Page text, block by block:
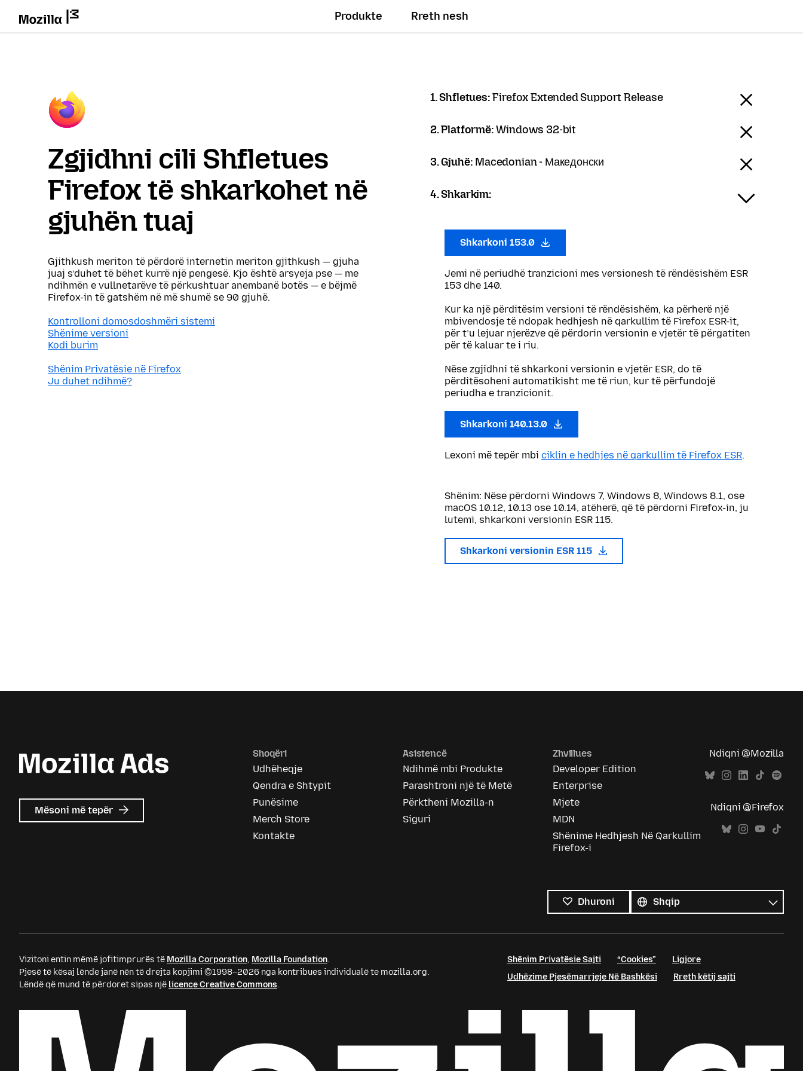
Produkte Rreth nesh
Zgjidhni cili Shfletues
Firefox të shkarkohet në
gjuhën tuaj
Gjithkush meriton të përdorë internetin meriton gjithkush — gjuha
juaj s’duhet të bëhet kurrë një pengesë. Kjo është arsyeja pse — me
ndihmën e vullnetarëve të përkushtuar anembanë botës — e bëjmë
Firefox-in të gatshëm në më shumë se 90 gjuhë.
Kontrolloni domosdoshmëri sistemi
Shënime versioni
Kodi burim
Shënim Privatësie në Firefox
Ju duhet ndihmë?
1. Shfletues:Firefox Extended Support Release
2. Platformë:Windows 32-bit
3. Gjuhë: Macedonian - Македонски
4. Shkarkim:
Shkarkoni 153.0
Jemi në periudhë tranzicioni mes versionesh të rëndësishëm ESR
153 dhe 140.
Kur ka një përditësim versioni të rëndësishëm, ka përherë një
mbivendosje të ndopak hedhjesh në qarkullim të Firefox ESR-it,
për t’u lejuar njerëzve që përdorin versionin e vjetër të përgatiten
për të kaluar te i riu.
Nëse zgjidhni të shkarkoni versionin e vjetër ESR, do të
përditësoheni automatikisht me të riun, kur të përfundojë
periudha e tranzicionit.
Shkarkoni 140.13.0
Lexoni më tepër mbi ciklin e hedhjes në qarkullim të Firefox ESR.
Shënim: Nëse përdorni Windows 7, Windows 8, Windows 8.1, ose
macOS 10.12, 10.13 ose 10.14, atëherë, që të përdorni Firefox-in, ju
lutemi, shkarkoni versionin ESR 115.
Shkarkoni versionin ESR 115
Mësoni më tepër mbi
Mozilla
Shoqëri
Udhëheqje
Qendra e Shtypit
Punësime
Merch Store
Kontakte
Asistencë
Ndihmë mbi Produkte
Parashtroni një të Metë
Përktheni Mozilla-n
Siguri
Zhvillues
Developer Edition
Enterprise
Mjete
MDN
Shënime Hedhjesh Në Qarkullim
Firefox-i
Ndiqni @Mozilla
Ndiqni @Firefox
Dhuroni
gjuhët
Gjuhë
Vizitoni entin mëmë jofitimprurës të Mozilla Corporation, Mozilla Foundation.
Pjesë të kësaj lënde janë nën të drejta kopjimi ©1998–2026 nga kontribues individualë te mozilla.org.
Lëndë që mund të përdoret sipas një licence Creative Commons.
Shënim Privatësie Sajti “Cookies”
Ligjore
Udhëzime Pjesëmarrjeje Në Bashkësi
Rreth këtij sajti